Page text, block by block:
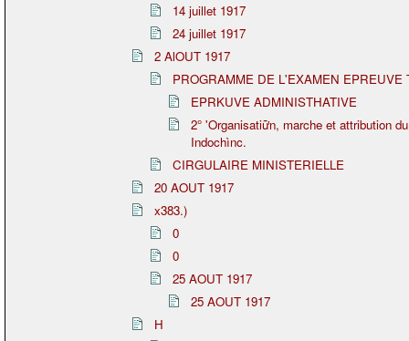
14 juillet 1917
24 juillet 1917
2 AlOUT 1917
PROGRAMME DE L'EXAMEN EPREUVE
EPRKUVE ADMINISTHATIVE
2° 'Organisatiữn, marche et attribution
Indochìnc.
CIRGULAIRE MINISTERIELLE
20 AOUT 1917
x383.)
0
0
25 AOUT 1917
25 AOUT 1917
H